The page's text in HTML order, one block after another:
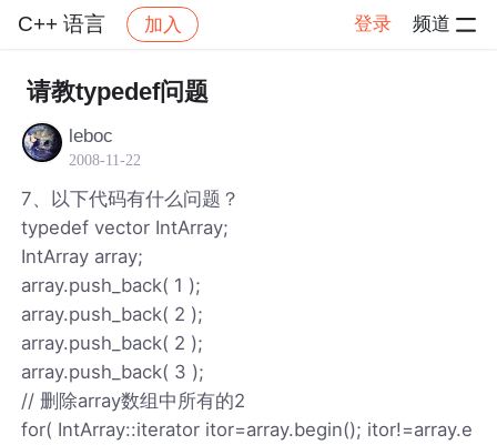
C++ 语言 加入 登录 频道
社区 C++ 语言 帖子详情
请教typedef问题
leboc
2008-11-22
7、以下代码有什么问题？
typedef vector IntArray;
IntArray array;
array.push_back( 1 );
array.push_back( 2 );
array.push_back( 2 );
array.push_back( 3 );
// 删除array数组中所有的2
for( IntArray::iterator itor=array.begin(); itor!=array.e